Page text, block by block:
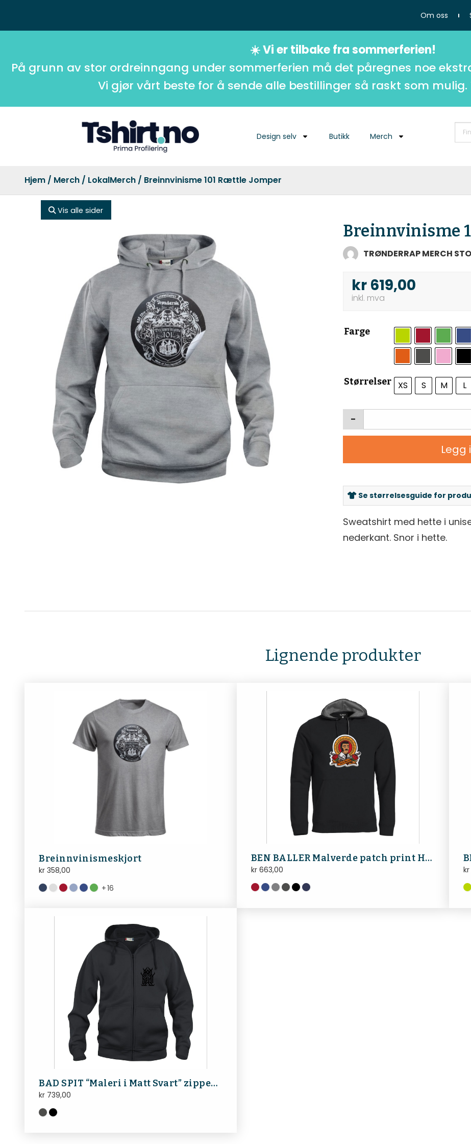
Om oss
☀️ Vi er tilbake fra sommerferien!
På grunn av stor ordreinngang under sommerferien må det påregnes noe
Vi gjør vårt beste for å sende alle bestillinger så raskt som
Design selv Butikk Merch
Hjem / Merch / LokalMerch / Breinnvinisme 101 Rættle Jomper
Vis alle sider
Breinnvinisme
TRØNDERRAP MERCH
kr 619,00
Farge
Størrelser XS S M L
-
Legg
Se størrelsesguide for
Sweatshirt med hette i
nederkant. Snor i hette.
Lignende produkter
Breinnvinismeskjort
kr 358,00
+16
BEN BALLER Malverde patch print HOODIE (ekstra god kvalitet)
kr663,00 kr
BAD SPIT “Maleri i Matt Svart” zipped HOODIE (med trykk på bryst og rygg)
kr 739,00